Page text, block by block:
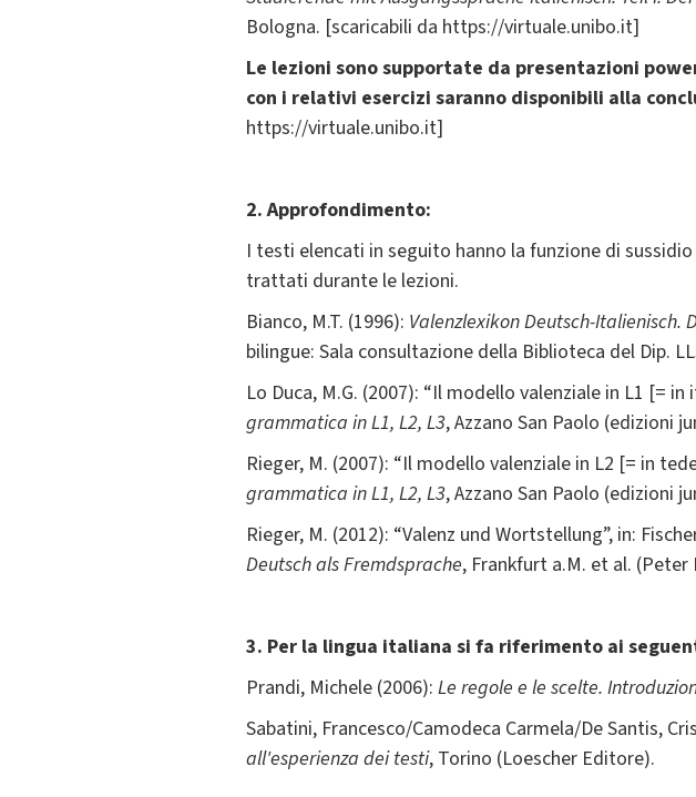
Bologna. [scaricabili da https://virtuale.unibo.it]
Le lezioni sono supportate da presentazioni
con i relativi esercizi saranno disponibili alla
https://virtuale.unibo.it]
2. Approfondimento:
I testi elencati in seguito hanno la funzione di
trattati durante le lezioni.
Bianco, M.T. (1996): Valenzlexikon Deutsch-Italienisch.
bilingue: Sala consultazione della Biblioteca del Dip.
Lo Duca, M.G. (2007): “Il modello valenziale in L1 [= in
grammatica in L1, L2, L3, Azzano San Paolo (edizioni
Rieger, M. (2007): “Il modello valenziale in L2 [= in
grammatica in L1, L2, L3, Azzano San Paolo (edizioni
Rieger, M. (2012): “Valenz und Wortstellung”, in:
Deutsch als Fremdsprache, Frankfurt a.M. et al. (Peter
3. Per la lingua italiana si fa riferimento ai
Prandi, Michele (2006): Le regole e le scelte.
Sabatini, Francesco/Camodeca Carmela/De Santis,
all'esperienza dei testi, Torino (Loescher Editore).